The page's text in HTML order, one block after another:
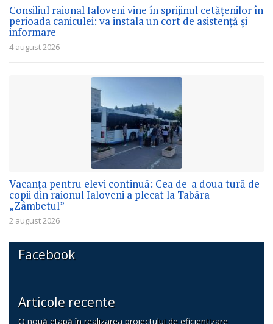
Consiliul raional Ialoveni vine în sprijinul cetățenilor în
perioada caniculei: va instala un cort de asistență și
informare
4 august 2026
Vacanța pentru elevi continuă: Cea de-a doua tură de
copii din raionul Ialoveni a plecat la Tabăra
„Zâmbetul”
2 august 2026
Facebook
Articole recente
O nouă etapă în realizarea proiectului de eficientizare